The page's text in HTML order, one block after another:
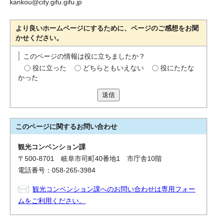
kankou@city.gifu.gifu.jp
より良いホームページにするために、ページのご感想をお聞
かせください。
このページの情報は役に立ちましたか？
役に立った
どちらともいえない
役にたたな
かった
送信
このページに関するお問い合わせ
観光コンベンション課
〒500-8701 岐阜市司町40番地1 市庁舎10階
電話番号：058-265-3984
観光コンベンション課へのお問い合わせは専用フォー
ムをご利用ください。